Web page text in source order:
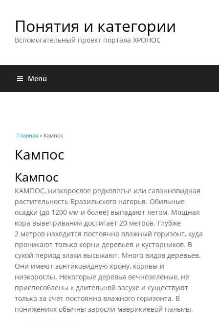
Понятия и категории
Вспомогательный проект портала ХРОНОС
Menu
Вы здесь
Главная » Кампос
Кампос
Кампос
КАМПОС, низкорослое редколесье или саванновидная
растительность Бразильского нагорья. Обильные
осадки (до 1200 мм и более) выпадают летом. Мощная
кора выветривания достигает 20 метров. Глубже
2 метров находится постоянно влажный горизонт, куда
проникают только корни деревьев и кустарников. В
сухой период злаки высыхают. Много видов деревьев.
Они имеют зонтиковидную крону, корявы и
низкорослы. Некоторые деревья вечнозелёные, не
приспособлены к длительной засухе и существуют
только за счёт постоянно влажного горизонта. В
понижениях обычны заросли маврикиевой пальмы.